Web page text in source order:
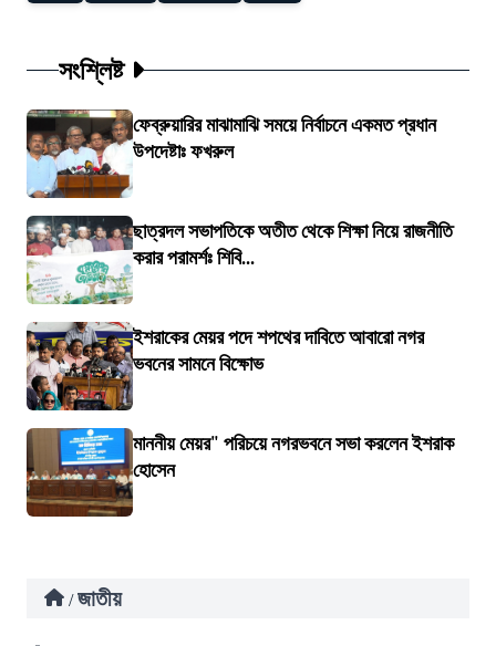
সংশ্লিষ্ট
ফেব্রুয়ারির মাঝামাঝি সময়ে নির্বাচনে একমত প্রধান
উপদেষ্টাঃ ফখরুল
ছাত্রদল সভাপতিকে অতীত থেকে শিক্ষা নিয়ে রাজনীতি
করার পরামর্শঃ শিবি...
ইশরাকের মেয়র পদে শপথের দাবিতে আবারো নগর
ভবনের সামনে বিক্ষোভ
মাননীয় মেয়র" পরিচয়ে নগরভবনে সভা করলেন ইশরাক
হোসেন
/ জাতীয়